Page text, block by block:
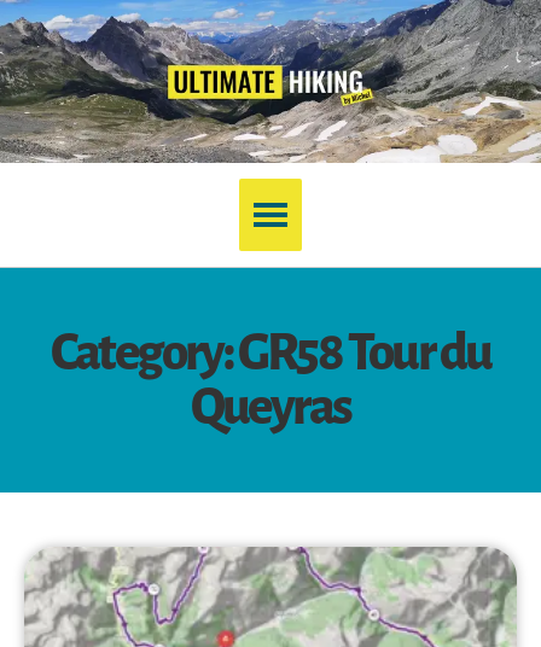
Category: GR58 Tour du
Queyras